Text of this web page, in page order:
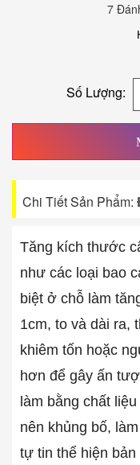
7
Số Lượng:
Chi Tiết Sản Phẩm:
Tăng kích thước
như các loại bao
biệt ở chỗ làm
1cm, to và dài ra,
khiêm tốn hoặc
hơn để gây ấn
làm bằng chất
nên khủng bố,
tự tin thể hiện